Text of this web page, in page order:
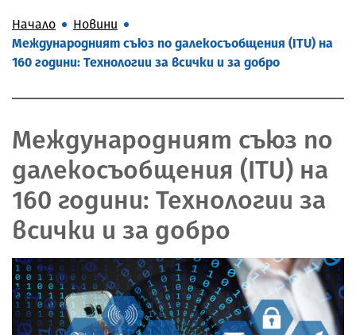
Начало
Новини
Международният съюз по далекосъобщения (ITU) на
160 години: Технологии за всички и за добро
Международният съюз по
далекосъобщения (ITU) на
160 години: Технологии за
всички и за добро